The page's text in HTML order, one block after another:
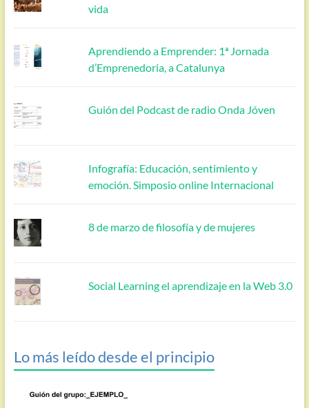
vida
Aprendiendo a Emprender: 1ª Jornada
d’Emprenedoria, a Catalunya
Guión del Podcast de radio Onda Jóven
Infografía: Educación, sentimiento y
emoción. Simposio online Internacional
8 de marzo de filosofía y de mujeres
Social Learning el aprendizaje en la Web 3.0
Lo más leído desde el principio